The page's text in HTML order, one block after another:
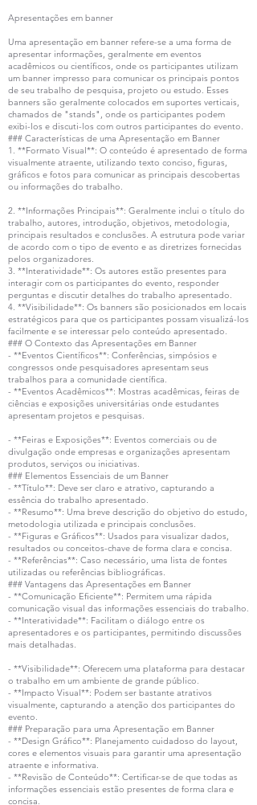
Apresentações em banner
Uma apresentação em banner refere-se a uma forma de
apresentar informações, geralmente em eventos
acadêmicos ou científicos, onde os participantes utilizam
um banner impresso para comunicar os principais pontos
de seu trabalho de pesquisa, projeto ou estudo. Esses
banners são geralmente colocados em suportes verticais,
chamados de "stands", onde os participantes podem
exibi-los e discuti-los com outros participantes do evento.
### Características de uma Apresentação em Banner
1. **Formato Visual**: O conteúdo é apresentado de forma
visualmente atraente, utilizando texto conciso, figuras,
gráficos e fotos para comunicar as principais descobertas
ou informações do trabalho.
2. **Informações Principais**: Geralmente inclui o título do
trabalho, autores, introdução, objetivos, metodologia,
principais resultados e conclusões. A estrutura pode variar
de acordo com o tipo de evento e as diretrizes fornecidas
pelos organizadores.
3. **Interatividade**: Os autores estão presentes para
interagir com os participantes do evento, responder
perguntas e discutir detalhes do trabalho apresentado.
4. **Visibilidade**: Os banners são posicionados em locais
estratégicos para que os participantes possam visualizá-los
facilmente e se interessar pelo conteúdo apresentado.
### O Contexto das Apresentações em Banner
- **Eventos Científicos**: Conferências, simpósios e
congressos onde pesquisadores apresentam seus
trabalhos para a comunidade científica.
- **Eventos Acadêmicos**: Mostras acadêmicas, feiras de
ciências e exposições universitárias onde estudantes
apresentam projetos e pesquisas.
- **Feiras e Exposições**: Eventos comerciais ou de
divulgação onde empresas e organizações apresentam
produtos, serviços ou iniciativas.
### Elementos Essenciais de um Banner
- **Título**: Deve ser claro e atrativo, capturando a
essência do trabalho apresentado.
- **Resumo**: Uma breve descrição do objetivo do estudo,
metodologia utilizada e principais conclusões.
- **Figuras e Gráficos**: Usados para visualizar dados,
resultados ou conceitos-chave de forma clara e concisa.
- **Referências**: Caso necessário, uma lista de fontes
utilizadas ou referências bibliográficas.
### Vantagens das Apresentações em Banner
- **Comunicação Eficiente**: Permitem uma rápida
comunicação visual das informações essenciais do trabalho.
- **Interatividade**: Facilitam o diálogo entre os
apresentadores e os participantes, permitindo discussões
mais detalhadas.
- **Visibilidade**: Oferecem uma plataforma para destacar
o trabalho em um ambiente de grande público.
- **Impacto Visual**: Podem ser bastante atrativos
visualmente, capturando a atenção dos participantes do
evento.
### Preparação para uma Apresentação em Banner
- **Design Gráfico**: Planejamento cuidadoso do layout,
cores e elementos visuais para garantir uma apresentação
atraente e informativa.
- **Revisão de Conteúdo**: Certificar-se de que todas as
informações essenciais estão presentes de forma clara e
concisa.